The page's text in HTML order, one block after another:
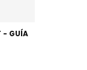
- GUÍA